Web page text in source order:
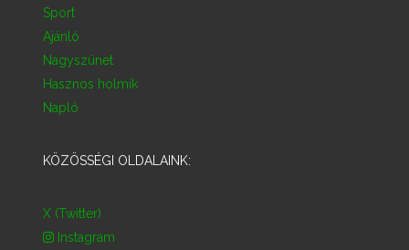
Sport
Ajánló
Nagyszünet
Hasznos holmik
Napló
KÖZÖSSÉGI OLDALAINK:
X (Twitter)
Instagram